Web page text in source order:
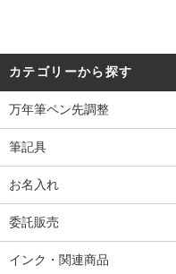
カテゴリーから探す
万年筆ペン先調整
筆記具
お名入れ
委託販売
インク・関連商品